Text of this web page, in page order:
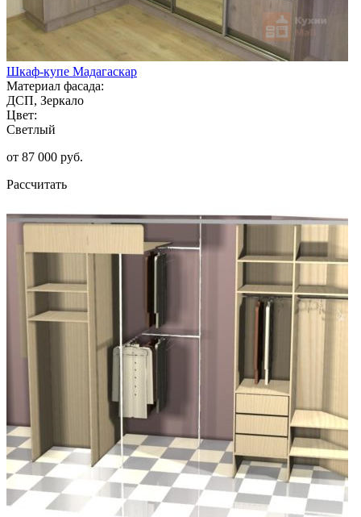
Шкаф-купе Мадагаскар
Материал фасада:
ДСП, Зеркало
Цвет:
Светлый
от 87 000 руб.
Рассчитать